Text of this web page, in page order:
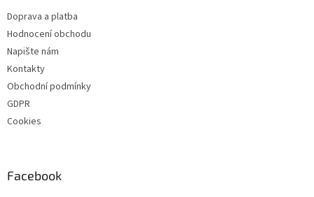
Doprava a platba
Hodnocení obchodu
Napište nám
Kontakty
Obchodní podmínky
GDPR
Cookies
Facebook